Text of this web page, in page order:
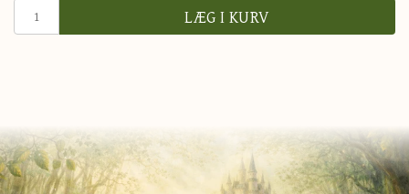
LÆG I KURV